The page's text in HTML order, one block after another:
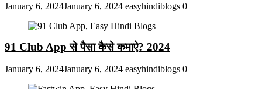
January 6, 2024January 6, 2024 easyhindiblogs 0
91 Club App से पैसा कैसे कमाऐ? 2024
January 6, 2024January 6, 2024 easyhindiblogs 0